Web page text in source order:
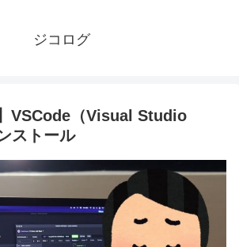
ジコログ
VSCode（Visual Studio
ストール